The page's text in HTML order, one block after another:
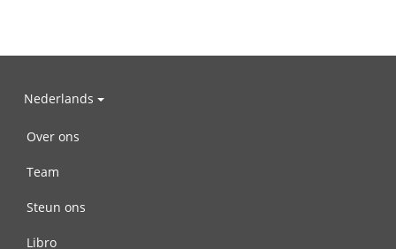
Nederlands
Over ons
Team
Steun ons
Libro